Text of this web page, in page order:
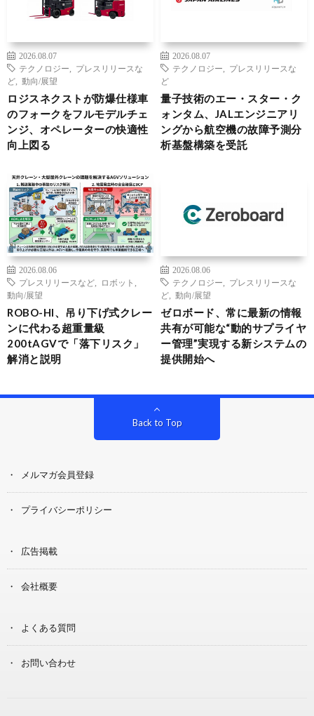
2026.08.07
テクノロジー
プレスリリースな
ど
動向/展望
ロジスネクストが防爆仕様車
のフォークをフルモデルチェ
ンジ、オペレーターの快適性
向上図る
2026.08.07
テクノロジー
プレスリリースな
ど
量子技術のエー・スター・ク
ォンタム、JALエンジニアリ
ングから航空機の故障予測分
析基盤構築を受託
2026.08.06
プレスリリースなど
ロボット
動向/展望
ROBO-HI、吊り下げ式クレー
ンに代わる超重量級
200tAGVで「落下リスク」
解消と説明
2026.08.06
テクノロジー
プレスリリースな
ど
動向/展望
ゼロボード、常に最新の情報
共有が可能な“動的サプライヤ
ー管理”実現する新システムの
提供開始へ
Back to Top
メルマガ会員登録
プライバシーポリシー
広告掲載
会社概要
よくある質問
お問い合わせ